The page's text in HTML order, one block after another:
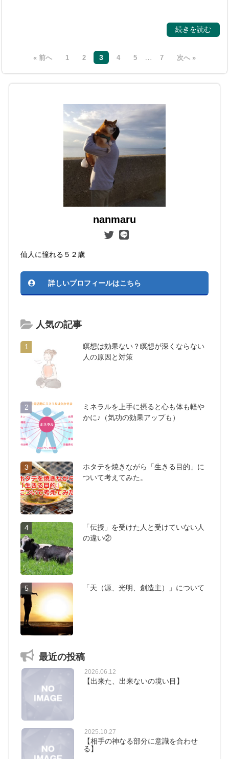
続きを読む
« 前へ 1 2 3 4 5 … 7 次へ »
nanmaru
仙人に憧れる５２歳
詳しいプロフィールはこちら
人気の記事
1
瞑想は効果ない？瞑想が深くならない
人の原因と対策
2
ミネラルを上手に摂ると心も体も軽や
かに♪（気功の効果アップも）
3
ホタテを焼きながら「生きる目的」に
ついて考えてみた。
4
「伝授」を受けた人と受けていない人
の違い②
5 「天（源、光明、創造主）」について
最近の投稿
2026.06.12
【出来た、出来ないの境い目】
2025.10.27
【相手の神なる部分に意識を合わせ
る】